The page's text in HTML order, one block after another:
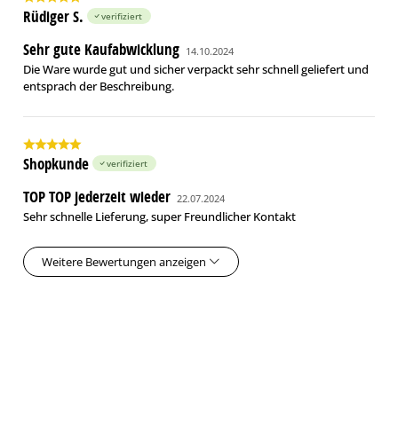
Rüdiger S. verifiziert
Sehr gute Kaufabwicklung 14.10.2024
Die Ware wurde gut und sicher verpackt sehr schnell geliefert und
entsprach der Beschreibung.
Shopkunde verifiziert
TOP TOP jederzeit wieder 22.07.2024
Sehr schnelle Lieferung, super Freundlicher Kontakt
Weitere Bewertungen anzeigen